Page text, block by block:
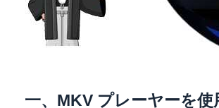
一、MKV プレーヤーを